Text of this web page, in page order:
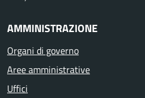
AMMINISTRAZIONE
Organi di governo
Aree amministrative
Uffici